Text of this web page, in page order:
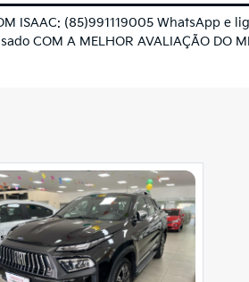
ISAAC: (85)991119005 WhatsApp
COM A MELHOR AVALIAÇÃO DO